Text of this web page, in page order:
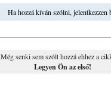
Ha hozzá kíván szólni, jelentkezzen
Még senki sem szólt hozzá ehhez a
Legyen Ön az első!